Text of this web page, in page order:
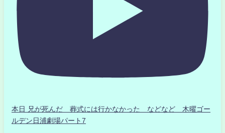
本日 兄が死んだ 葬式には行かなかった などなど 木曜ゴー
ルデン日浦劇場パート7